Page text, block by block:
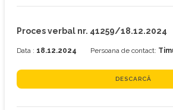
Proces verbal nr. 41259/18.12.2024
Data : 18.12.2024 Persoana de contact:
DESCARCĂ